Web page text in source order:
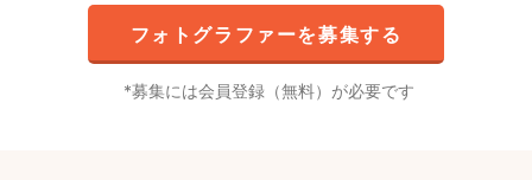
フォトグラファーを募集する
募集には会員登録（無料）が必要です